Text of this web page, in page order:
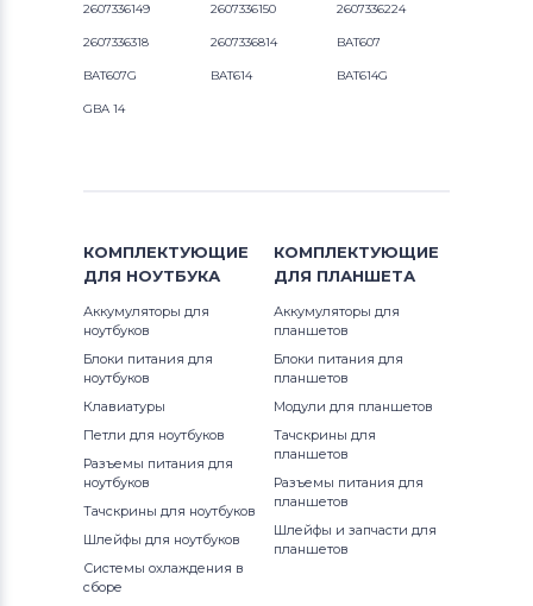
2607336149 2607336150 2607336224
2607336318 2607336814 BAT607
BAT607G BAT614 BAT614G
GBA 14
КОМПЛЕКТУЮЩИЕ
ДЛЯ НОУТБУКА
Аккумуляторы для
ноутбуков
Блоки питания для
ноутбуков
Клавиатуры
Петли для ноутбуков
Разъемы питания для
ноутбуков
Тачскрины для ноутбуков
Шлейфы для ноутбуков
Системы охлаждения в
сборе
КОМПЛЕКТУЮЩИЕ
ДЛЯ ПЛАНШЕТА
Аккумуляторы для
планшетов
Блоки питания для
планшетов
Модули для планшетов
Тачскрины для
планшетов
Разъемы питания для
планшетов
Шлейфы и запчасти для
планшетов